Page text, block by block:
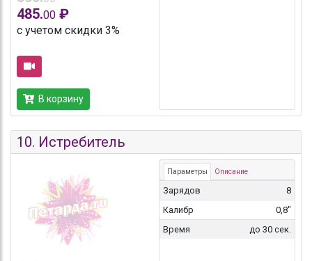
485.00 ₽
с учетом скидки 3%
В корзину
10. Истребитель
Параметры Описание
Зарядов
8
Калибр
0,8"
Время
до 30 сек.